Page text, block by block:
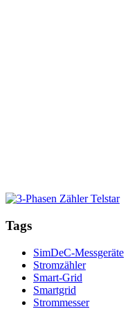
Tags
SimDeC-Messgeräte
Stromzähler
Smart-Grid
Smartgrid
Strommesser